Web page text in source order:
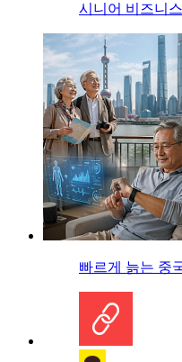
시니어 비즈니
빠르게 늙는 중